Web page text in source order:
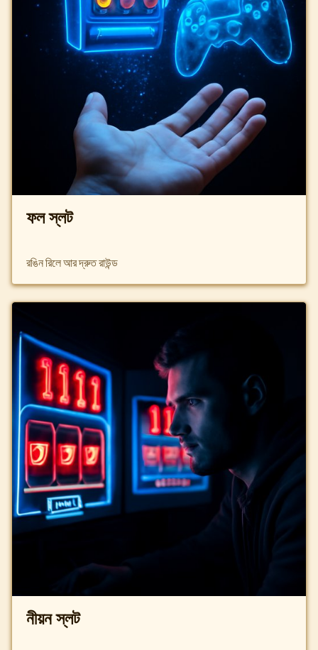
ফল স্লট
রঙিন রিলে আর দ্রুত রাউন্ড
নীয়ন স্লট